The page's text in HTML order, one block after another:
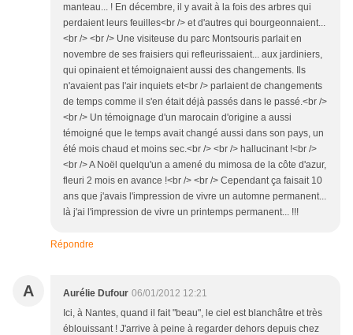
manteau... ! En décembre, il y avait à la fois des arbres qui
perdaient leurs feuilles<br /> et d'autres qui bourgeonnaient...
<br /> <br /> Une visiteuse du parc Montsouris parlait en
novembre de ses fraisiers qui refleurissaient... aux jardiniers,
qui opinaient et témoignaient aussi des changements. Ils
n'avaient pas l'air inquiets et<br /> parlaient de changements
de temps comme il s'en était déjà passés dans le passé.<br />
<br /> Un témoignage d'un marocain d'origine a aussi
témoigné que le temps avait changé aussi dans son pays, un
été mois chaud et moins sec.<br /> <br /> hallucinant !<br />
<br /> A Noël quelqu'un a amené du mimosa de la côte d'azur,
fleuri 2 mois en avance !<br /> <br /> Cependant ça faisait 10
ans que j'avais l'impression de vivre un automne permanent...
là j'ai l'impression de vivre un printemps permanent... !!!
Répondre
A Aurélie Dufour 06/01/2012 12:21
Ici, à Nantes, quand il fait "beau", le ciel est blanchâtre et très
éblouissant ! J'arrive à peine à regarder dehors depuis chez